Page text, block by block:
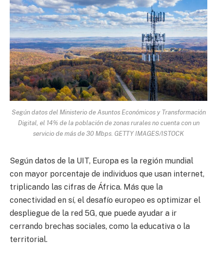
Según datos del Ministerio de Asuntos Económicos y Transformación
Digital, el 14% de la población de zonas rurales no cuenta con un
servicio de más de 30 Mbps. GETTY IMAGES/ISTOCK
Según datos de la UIT, Europa es la región mundial
con mayor porcentaje de individuos que usan internet,
triplicando las cifras de África. Más que la
conectividad en sí, el desafío europeo es optimizar el
despliegue de la red 5G, que puede ayudar a ir
cerrando brechas sociales, como la educativa o la
territorial.